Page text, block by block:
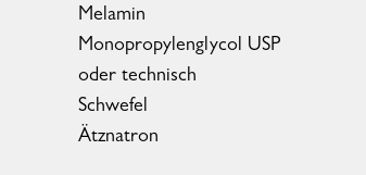
Melamin
Monopropylenglycol USP
oder technisch
Schwefel
Ätznatron